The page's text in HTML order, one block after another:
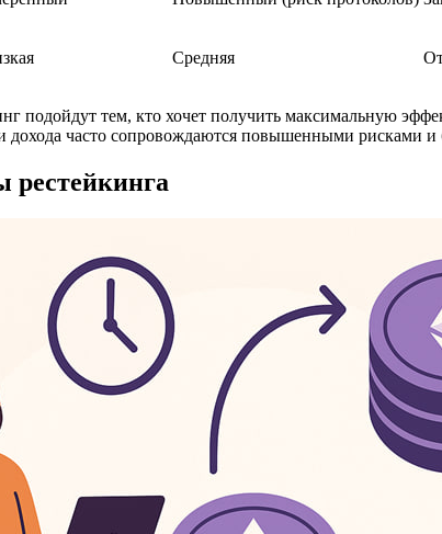
Средняя
подойдут тем, кто хочет получить максимальную
дохода часто сопровождаются повышенными рисками и
рестейкинга